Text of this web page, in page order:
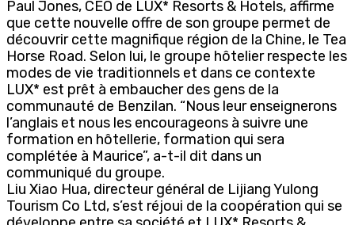
Paul Jones, CEO de LUX* Resorts & Hotels, affirme
que cette nouvelle offre de son groupe permet de
découvrir cette magnifique région de la Chine, le Tea
Horse Road. Selon lui, le groupe hôtelier respecte les
modes de vie traditionnels et dans ce contexte
LUX* est prêt à embaucher des gens de la
communauté de Benzilan. “Nous leur enseignerons
l’anglais et nous les encourageons à suivre une
formation en hôtellerie, formation qui sera
complétée à Maurice”, a-t-il dit dans un
communiqué du groupe.
Liu Xiao Hua, directeur général de Lijiang Yulong
Tourism Co Ltd, s’est réjoui de la coopération qui se